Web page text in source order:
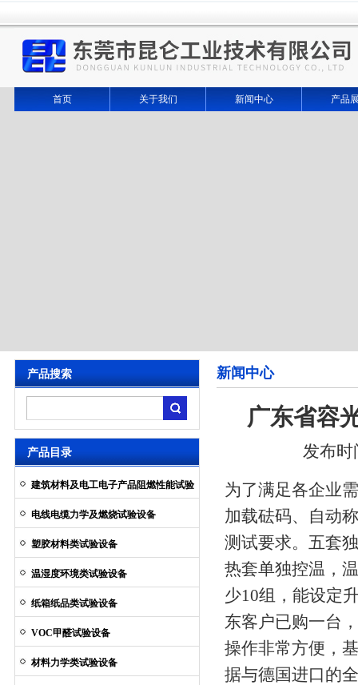
首页 关于我们 新闻中心 产品
产品搜索
产品目录
建筑材料及电工电子产品阻燃性能试验
电线电缆力学及燃烧试验设备
塑胶材料类试验设备
温湿度环境类试验设备
纸箱纸品类试验设备
VOC甲醛试验设备
材料力学类试验设备
新闻中心
广东省容
发布时
为了满足各企业
加载砝码、自动
测试要求。五套
热套单独控温，
少10组，能设定
东客户已购一台
操作非常方便，
据与德国进口的